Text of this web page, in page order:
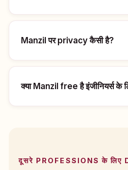
Manzil पर privacy कैसी है?
क्या Manzil free है इंजीनियर्स के
दूसरे PROFESSIONS के लिए